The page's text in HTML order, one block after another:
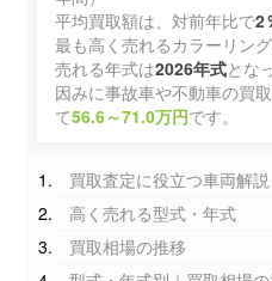
平均買取額は、対前年比で2
最も高く売れるカラーリン
売れる年式は2026年式とな
因みに事故車や不動車の買
て56.6～71.0万円です。
買取査定に役立つ車両解説
高く売れる型式・年式
買取相場の推移